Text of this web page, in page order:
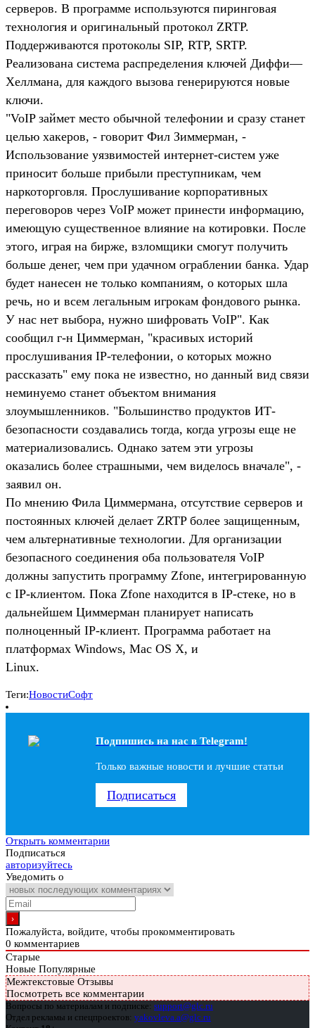
серверов. В программе используются пиринговая
технология и оригинальный протокол ZRTP.
Поддерживаются протоколы SIP, RTP, SRTP.
Реализована система распределения ключей Диффи—
Хеллмана, для каждого вызова генерируются новые
ключи.
"VoIP займет место обычной телефонии и сразу станет
целью хакеров, - говорит Фил Зиммерман, -
Использование уязвимостей интернет-систем уже
приносит больше прибыли преступникам, чем
наркоторговля. Прослушивание корпоративных
переговоров через VoIP может принести информацию,
имеющую существенное влияние на котировки. После
этого, играя на бирже, взломщики смогут получить
больше денег, чем при удачном ограблении банка. Удар
будет нанесен не только компаниям, о которых шла
речь, но и всем легальным игрокам фондового рынка.
У нас нет выбора, нужно шифровать VoIP". Как
сообщил г-н Циммерман, "красивых историй
прослушивания IP-телефонии, о которых можно
рассказать" ему пока не известно, но данный вид связи
неминуемо станет объектом внимания
злоумышленников. "Большинство продуктов ИТ-
безопасности создавались тогда, когда угрозы еще не
материализовались. Однако затем эти угрозы
оказались более страшными, чем виделось вначале", -
заявил он.
По мнению Фила Циммермана, отсутствие серверов и
постоянных ключей делает ZRTP более защищенным,
чем альтернативные технологии. Для организации
безопасного соединения оба пользователя VoIP
должны запустить программу Zfone, интегрированную
с IP-клиентом. Пока Zfone находится в IP-стеке, но в
дальнейшем Циммерман планирует написать
полноценный IP-клиент. Программа работает на
платформах Windows, Mac OS X, и
Linux.
Теги:НовостиСофт
Подпишись на наc в Telegram!
Только важные новости и лучшие статьи
Подписаться
Открыть комментарии
Подписаться
авторизуйтесь
Уведомить о
Пожалуйста, войдите, чтобы прокомментировать
0 комментариев
Старые
Новые Популярные
Межтекстовые Отзывы
Посмотреть все комментарии
Вопросы по материалам и подписке: support@glc.ru
Отдел рекламы и спецпроектов: yakovleva.a@glc.ru